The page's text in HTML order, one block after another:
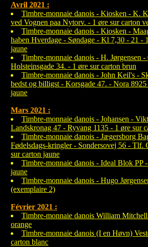
Avril 2021 :
Timbre-monnaie danois - Kiosken - K.
ved Vognen paa Nytorv. - 1 øre sur carton
Timbre-monnaie danois - Kiosken -
haben Hverdage - Søndage - Kl 7,30 - 21 -
jaune
Timbre-monnaie danois - H. Jørgensen
Holsteinsgade 34. - 1 øre sur carton brun
Timbre-monnaie danois - John Keil's -
bedst og billigst - Korsgade 47. - Nora
jaune
Mars 2021 :
Timbre-monnaie danois - Johansen -
Landskronag 47 - Ryvang 1135 - 1 øre sur
Timbre-monnaie danois - Jægersborg
Fødelsdags-kringler - Sondersovej 56 - Tlf.
sur carton jaune
Timbre-monnaie danois - Ideal Blok PP
jaune
Timbre-monnaie danois - Hugo
(exemplaire 2)
Février 2021 :
Timbre-monnaie danois William
orange
Timbre-monnaie danois (I en Høvn)
carton blanc